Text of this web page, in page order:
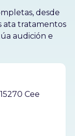
desde
ata tratamentos
audición e
Cee